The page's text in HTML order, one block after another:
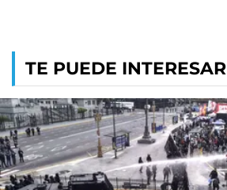
TE PUEDE INTERESAR